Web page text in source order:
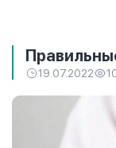
19.07.2022